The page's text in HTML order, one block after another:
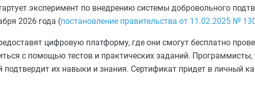
эксперимент по внедрению системы добровольного
2026 года (постановление правительства от 11.02.2025 №
цифровую платформу, где они смогут бесплатно
с помощью тестов и практических заданий.
их навыки и знания. Сертификат придет в личный